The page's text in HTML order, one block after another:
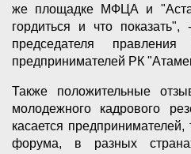
же площадке МФЦА и
гордиться и что показать",
председателя
предпринимателей РК
Также положительные
молодежного кадрового
касается
форума, в разных